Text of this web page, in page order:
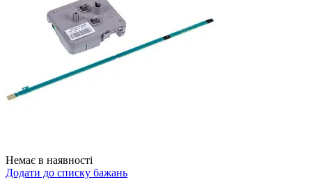
Немає в наявності
Додати до списку бажань